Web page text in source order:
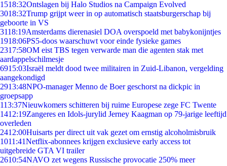
1518:32Ontslagen bij Halo Studios na Campaign Evolved
3018:32Trump grijpt weer in op automatisch staatsburgerschap bij
geboorte in VS
3118:19Amsterdams dierenasiel DOA overspoeld met babykonijntjes
1918:06PS5-doos waarschuwt voor einde fysieke games
2317:58OM eist TBS tegen verwarde man die agenten stak met
aardappelschilmesje
6915:03Israël meldt dood twee militairen in Zuid-Libanon, vergelding
aangekondigd
2913:48NPO-manager Menno de Boer geschorst na dickpic in
groepsapp
113:37Nieuwkomers schitteren bij ruime Europese zege FC Twente
1412:19Zangeres en Idols-jurylid Jerney Kaagman op 79-jarige leeftijd
overleden
2412:00Huisarts per direct uit vak gezet om ernstig alcoholmisbruik
1011:41Netflix-abonnees krijgen exclusieve early access tot
uitgebreide GTA VI trailer
2610:54NAVO zet wegens Russische provocatie 250% meer